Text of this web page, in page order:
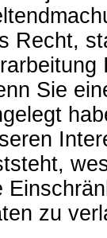
Recht,
Sie
zu